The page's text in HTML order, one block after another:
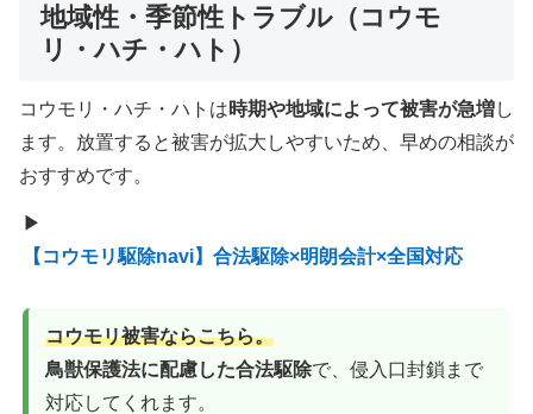
地域性・季節性トラブル（コウモ
リ・ハチ・ハト）
コウモリ・ハチ・ハトは時期や地域によって被害が急増し
ます。放置すると被害が拡大しやすいため、早めの相談が
おすすめです。
▶
【コウモリ駆除navi】合法駆除×明朗会計×全国対応
コウモリ被害ならこちら。
鳥獣保護法に配慮した合法駆除で、侵入口封鎖まで
対応してくれます。